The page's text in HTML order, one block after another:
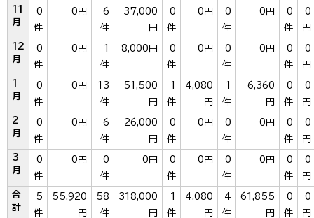
11
月
0
件
0円
6
件
37,000
円
0
件
0円
0
件
0円
0
件
0
円
12
月
0
件
0円
1
件
8,000円
0
件
0円
0
件
0円
0
件
0
円
1
月
0
件
0円
13
件
51,500
円
1
件
4,080
円
1
件
6,360
円
0
件
0
円
2
月
0
件
0円
6
件
26,000
円
0
件
0円
0
件
0円
0
件
0
円
3
月
0
件
0円
0
件
0円
0
件
0円
0
件
0円
0
件
0
円
合
計
5
件
55,920
円
58
件
318,000
円
1
件
4,080
円
4
件
61,855
円
0
件
0
円